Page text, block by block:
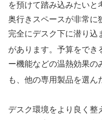
を預けて踏み込みたいと
奥行きスペースが非常に
完全にデスク下に潜り込
があります。予算をでき
ー機能などの温熱効果の
も、他の専用製品を選ん
デスク環境をより良く整